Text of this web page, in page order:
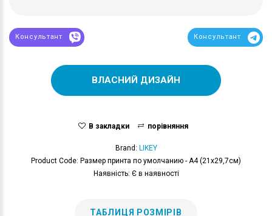
Консультант Консультант
ВЛАСНИЙ ДИЗАЙН
В закладки порівняння
Brand: LIKEY
Product Code: Размер принта по умолчанию - А4 (21x29,7см)
Наявність: Є в наявності
ТАБЛИЦЯ РОЗМІРІВ